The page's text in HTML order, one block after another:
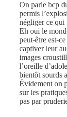
On parle bcp
permis
négliger ce qui
Eh oui le
peut-être est-
captiver leur
images
l’oreille
bientôt sourds
Évidement on
sur les
pas par